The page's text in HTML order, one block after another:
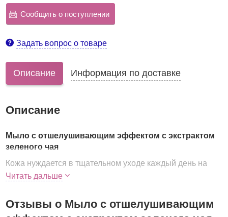
Сообщить о поступлении
Задать вопрос о товаре
Описание Информация по доставке
Описание
Мыло с отшелушивающим эффектом с экстрактом
зеленого чая
Кожа нуждается в тщательном уходе каждый день на
протяжении года. Систематическое удаление верхнего
Мыло-скраб
JUNO Sangtumeori Green Tea Peeling
Читать дальше
Отзывы о Мыло с отшелушивающим